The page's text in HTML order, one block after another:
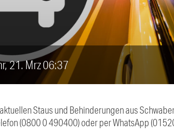
21. Mrz 06:37
Staus und Behinderungen aus
(0800 0 490400) oder per WhatsApp